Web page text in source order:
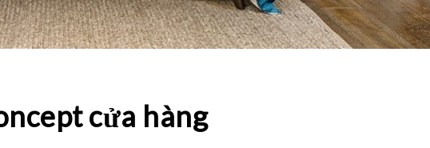
cửa hàng